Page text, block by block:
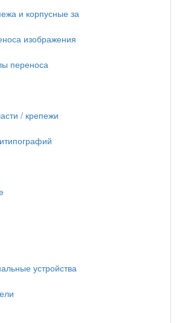
и корпусные за
изображения
переноса
/ крепежи
устройства